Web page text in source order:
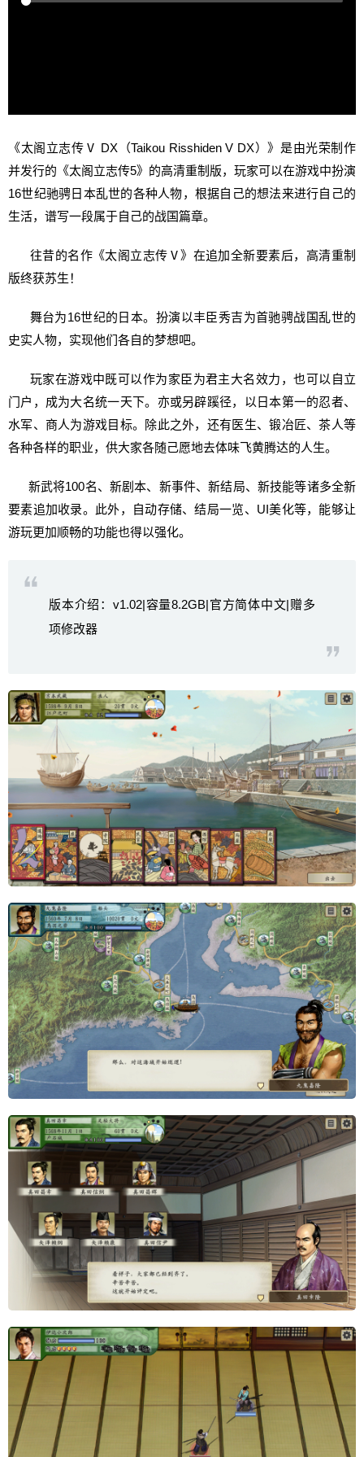
《太阁立志传Ⅴ DX（Taikou Risshiden V DX）》是由光荣制作
并发行的《太阁立志传5》的高清重制版，玩家可以在游戏中扮演
16世纪驰骋日本乱世的各种人物，根据自己的想法来进行自己的
生活，谱写一段属于自己的战国篇章。
往昔的名作《太阁立志传Ⅴ》在追加全新要素后，高清重制
版终获苏生！
舞台为16世纪的日本。扮演以丰臣秀吉为首驰骋战国乱世的
史实人物，实现他们各自的梦想吧。
玩家在游戏中既可以作为家臣为君主大名效力，也可以自立
门户，成为大名统一天下。亦或另辟蹊径，以日本第一的忍者、
水军、商人为游戏目标。除此之外，还有医生、锻冶匠、茶人等
各种各样的职业，供大家各随己愿地去体味飞黄腾达的人生。
新武将100名、新剧本、新事件、新结局、新技能等诸多全新
要素追加收录。此外，自动存储、结局一览、UI美化等，能够让
游玩更加顺畅的功能也得以强化。
版本介绍：v1.02|容量8.2GB|官方简体中文|赠多
项修改器